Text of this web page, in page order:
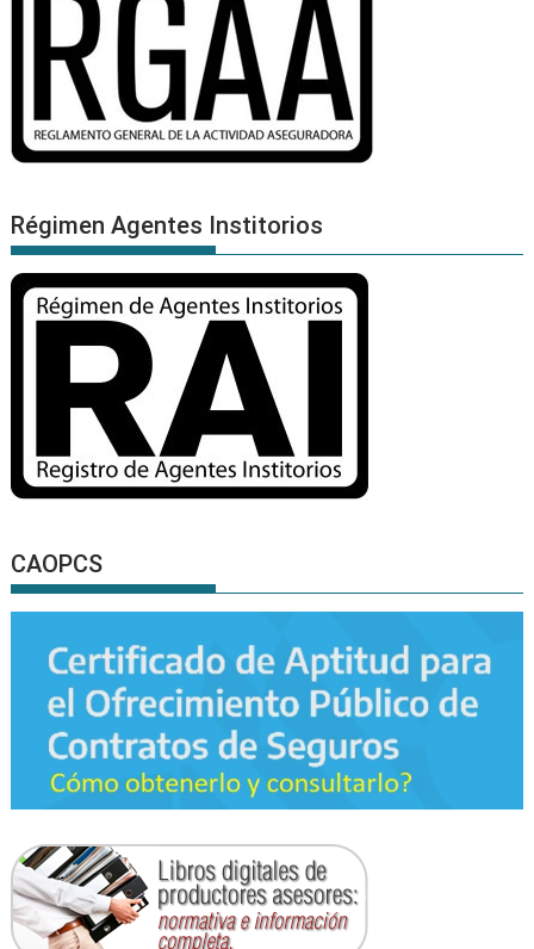
Régimen Agentes Institorios
CAOPCS